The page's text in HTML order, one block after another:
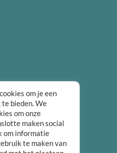
om je een
bieden. We
om onze
maken social
om informatie
te maken van